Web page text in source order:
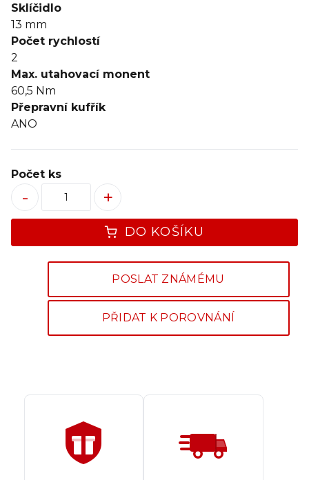
Sklíčidlo
13 mm
Počet rychlostí
2
Max. utahovací monent
60,5 Nm
Přepravní kufřík
ANO
DO KOŠÍKU
Počet ks
+
-
POSLAT ZNÁMÉMU
PŘIDAT K POROVNÁNÍ